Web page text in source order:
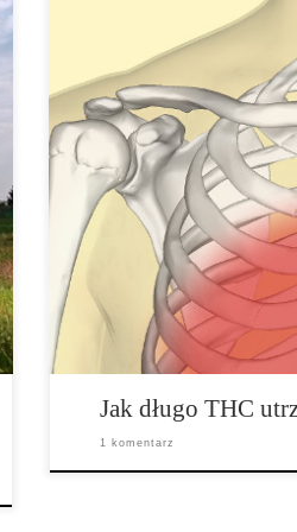
Ilość czasu, przez którą
czynników, takich jak
Badanie moczu to najbardziej
marihuany. W Stanach
poddawani badaniom moczy.
po ostatnim paleniu? Niestety,
Jak długo THC
1 komentarz